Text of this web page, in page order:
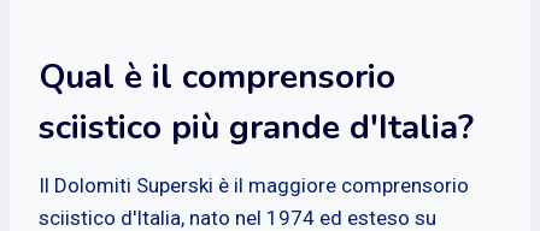
Qual è il comprensorio
sciistico più grande d'Italia?
Il Dolomiti Superski è il maggiore comprensorio
sciistico d'Italia, nato nel 1974 ed esteso su